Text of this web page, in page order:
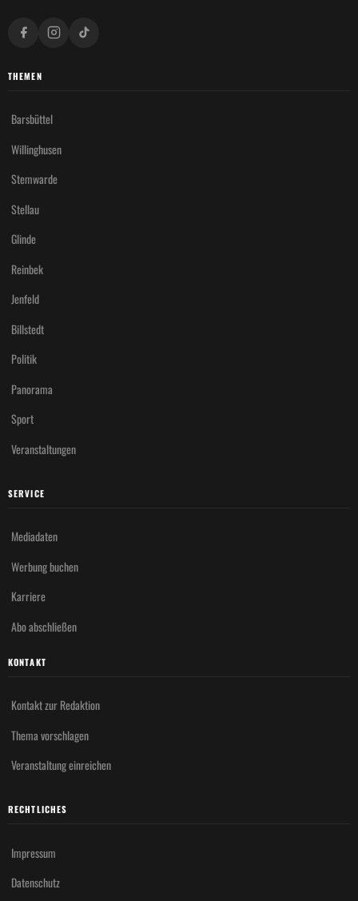
THEMEN
Barsbüttel
Willinghusen
Stemwarde
Stellau
Glinde
Reinbek
Jenfeld
Billstedt
Politik
Panorama
Sport
Veranstaltungen
SERVICE
Mediadaten
Werbung buchen
Karriere
Abo abschließen
KONTAKT
Kontakt zur Redaktion
Thema vorschlagen
Veranstaltung einreichen
RECHTLICHES
Impressum
Datenschutz